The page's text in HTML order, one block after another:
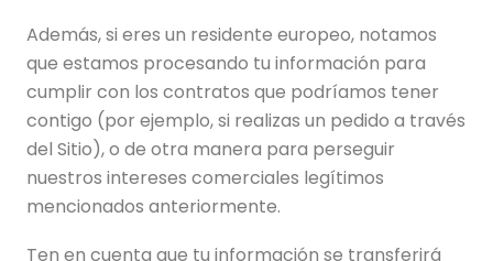
Además, si eres un residente europeo, notamos
que estamos procesando tu información para
cumplir con los contratos que podríamos tener
contigo (por ejemplo, si realizas un pedido a través
del Sitio), o de otra manera para perseguir
nuestros intereses comerciales legítimos
mencionados anteriormente.
Ten en cuenta que tu información se transferirá